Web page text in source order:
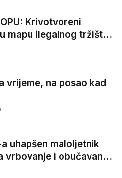
Krivotvoreni
mapu ilegalnog tržišta,
proizvodnju van EU
vrijeme, na posao kad
a uhapšen maloljetnik
vrbovanje i obučavanje
djela